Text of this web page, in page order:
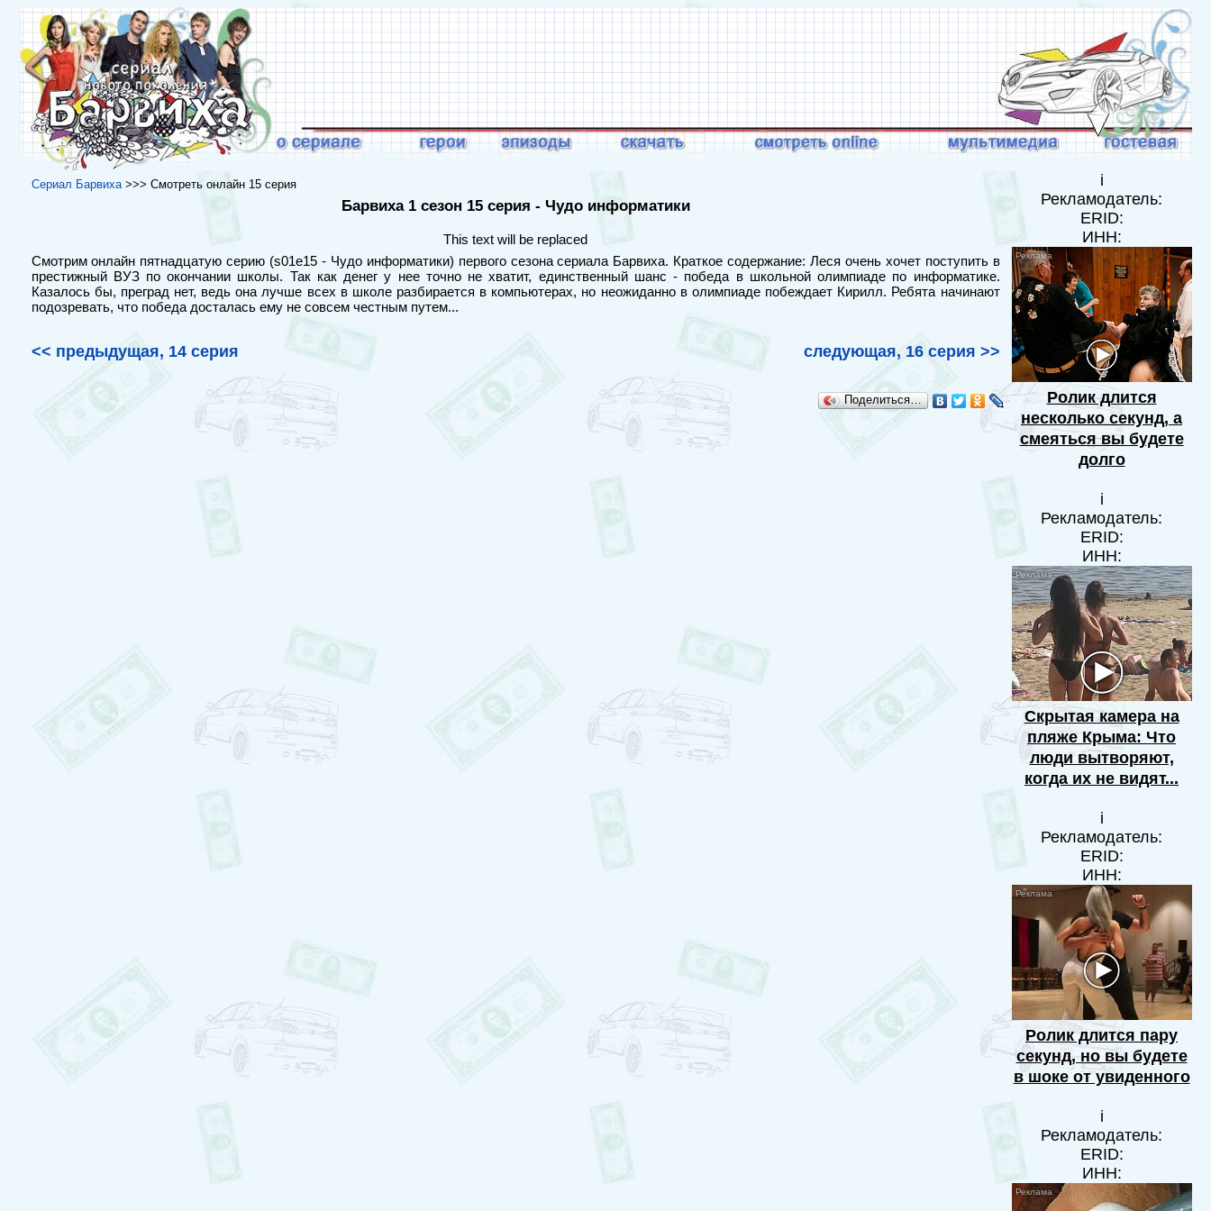
Сериал Барвиха>>> Смотреть онлайн 15 серия
Барвиха 1 сезон 15 серия - Чудо информатики
This text will be replaced
Смотрим онлайн пятнадцатую серию (s01e15 - Чудо информатики) первого сезона сериала Барвиха. Краткое содержание: Леся очень хочет поступить в
престижный ВУЗ по окончании школы. Так как денег у нее точно не хватит, единственный шанс - победа в школьной олимпиаде по информатике.
Казалось бы, преград нет, ведь она лучше всех в школе разбирается в компьютерах, но неожиданно в олимпиаде побеждает Кирилл. Ребята начинают
подозревать, что победа досталась ему не совсем честным путем...
<< предыдущая, 14 серия следующая, 16 серия >>
Поделиться…
i
Рекламодатель:
ERID:
ИНН:
Ролик длится
несколько секунд, а
смеяться вы будете
долго
i
Рекламодатель:
ERID:
ИНН:
Скрытая камера на
пляже Крыма: Что
люди вытворяют,
когда их не видят...
i
Рекламодатель:
ERID:
ИНН:
Ролик длится пару
секунд, но вы будете
в шоке от увиденного
i
Рекламодатель:
ERID:
ИНН: